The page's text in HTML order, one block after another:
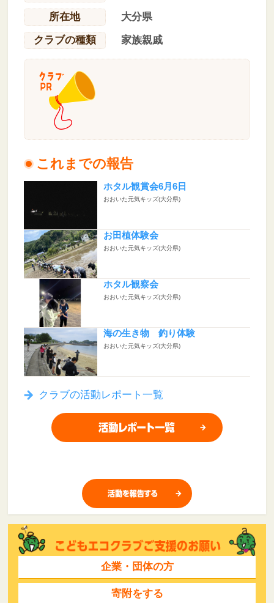
所在地
大分県
クラブの種類
家族親戚
これまでの報告
ホタル観賞会6月6日
おおいた元気キッズ(大分県)
お田植体験会
おおいた元気キッズ(大分県)
ホタル観察会
おおいた元気キッズ(大分県)
海の生き物 釣り体験
おおいた元気キッズ(大分県)
クラブの活動レポート一覧
企業・団体の方
寄附をする